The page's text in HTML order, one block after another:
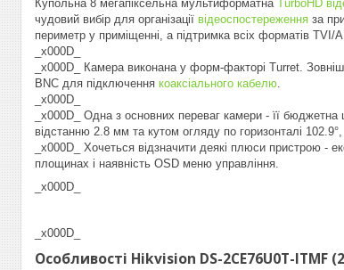
Купольна 8 мегапіксельна мультиформатна TurboHD
чудовий вибір для організації відеоспостереження за
периметр у приміщенні, а підтримка всіх форматів TVI/
_x000D_
_x000D_ Камера виконана у форм-факторі Turret.
BNC для підключення коаксіального кабелю.
_x000D_
_x000D_ Одна з основних переваг камери - її
відстанню 2.8 мм та кутом огляду по горизонталі
_x000D_ Хочеться відзначити деякі плюси пристрою -
площинах і наявність OSD меню управління.
_x000D_
_x000D_
Особливості Hikvision DS-2CE76U0T-ITMF